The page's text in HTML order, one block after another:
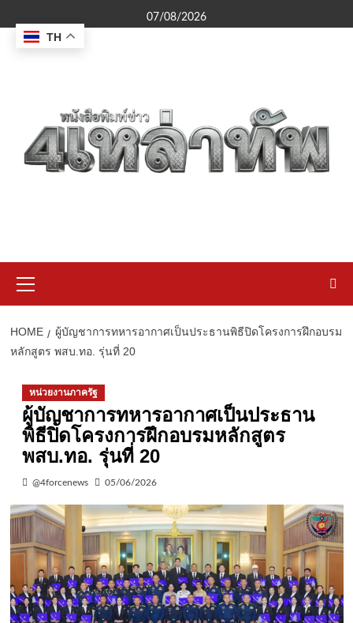
to
content
07/08/2026
Menu
HOME
ผู้บัญชาการทหารอากาศเป็นประธานพิธีปิดโครงการฝึกอบรม
หลักสูตร พสบ.ทอ. รุ่นที่ 20
หน่วยงานภาครัฐ
ผู้บัญชาการทหารอากาศเป็นประธาน
พิธีปิดโครงการฝึกอบรมหลักสูตร
พสบ.ทอ. รุ่นที่ 20
@4forcenews 05/06/2026
TH